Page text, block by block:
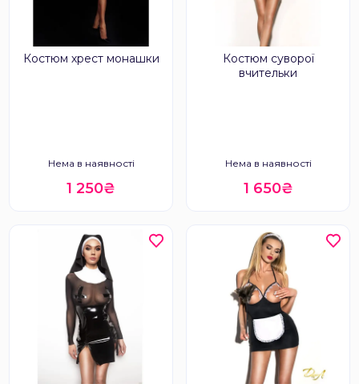
Костюм хрест монашки
Нема в наявності
1 250₴
Костюм суворої
вчительки
Нема в наявності
1 650₴